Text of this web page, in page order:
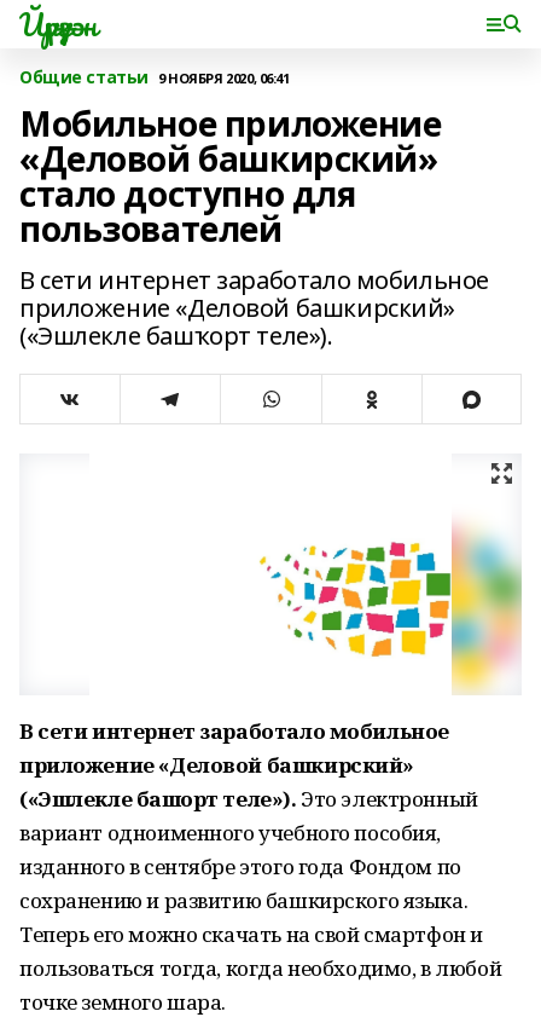
Йүрүҙән
Общие статьи 9 НОЯБРЯ 2020, 06:41
Мобильное приложение
«Деловой башкирский»
стало доступно для
пользователей
В сети интернет заработало мобильное
приложение «Деловой башкирский»
(«Эшлекле башҡорт теле»).
В сети интернет заработало мобильное
приложение «Деловой башкирский»
(«Эшлекле башҡорт теле»). Это электронный
вариант одноименного учебного пособия,
изданного в сентябре этого года Фондом по
сохранению и развитию башкирского языка.
Теперь его можно скачать на свой смартфон и
пользоваться тогда, когда необходимо, в любой
точке земного шара.